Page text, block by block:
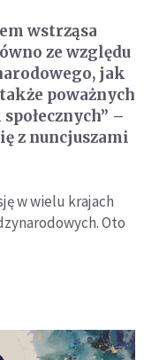
wstrząsa
ze względu
jak
poważnych
–
z nuncjuszami
w wielu krajach
Oto